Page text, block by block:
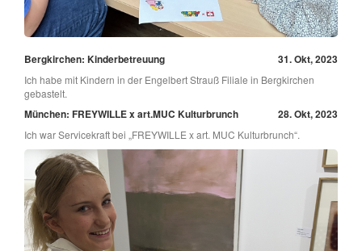
Bergkirchen: Kinderbetreuung 31. Okt, 2023
Ich habe mit Kindern in der Engelbert Strauß Filiale in Bergkirchen
gebastelt.
München: FREYWILLE x art.MUC Kulturbrunch 28. Okt, 2023
Ich war Servicekraft bei „FREYWILLE x art. MUC Kulturbrunch“.